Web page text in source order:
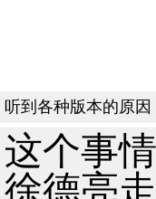
听到各种版本的原
这个事
徐德亮